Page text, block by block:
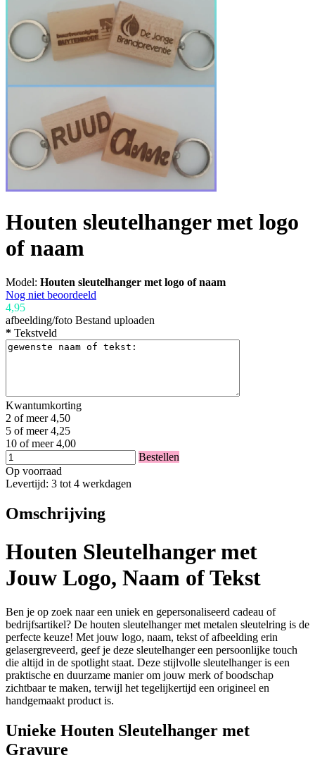
Houten sleutelhanger met logo
of naam
Model: Houten sleutelhanger met logo of naam
Nog niet beoordeeld
4,95
afbeelding/foto Bestand uploaden
* Tekstveld
Kwantumkorting
2 of meer 4,50
5 of meer 4,25
10 of meer 4,00
Bestellen
Op voorraad
Levertijd: 3 tot 4 werkdagen
Omschrijving
Houten Sleutelhanger met
Jouw Logo, Naam of Tekst
Ben je op zoek naar een uniek en gepersonaliseerd cadeau of
bedrijfsartikel? De houten sleutelhanger met metalen sleutelring is de
perfecte keuze! Met jouw logo, naam, tekst of afbeelding erin
gelasergreveerd, geef je deze sleutelhanger een persoonlijke touch
die altijd in de spotlight staat. Deze stijlvolle sleutelhanger is een
praktische en duurzame manier om jouw merk of boodschap
zichtbaar te maken, terwijl het tegelijkertijd een origineel en
handgemaakt product is.
Unieke Houten Sleutelhanger met
Gravure